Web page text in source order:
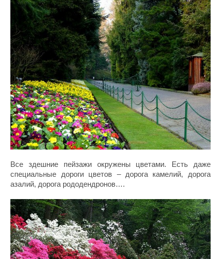
Все здешние пейзажи окружены цветами. Есть даже
специальные дороги цветов – дорога камелий, дорога
азалий, дорога рододендронов….